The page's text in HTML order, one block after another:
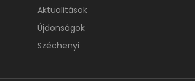
Aktualitások
Újdonságok
Széchenyi